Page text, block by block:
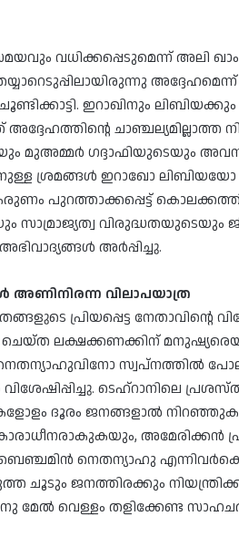
വധിക്കപ്പെടുമെന്ന് അലി
ഇറാഖിനും
ചാഞ്ചല്യമില്ലാത്ത
മുഅമ്മർ ഗദ്ദാഫിയുടെയും
ശ്രമങ്ങൾ ഇറാഖോ ലിബിയയോ
പുറത്താക്കപ്പെട്ട്
സാമ്രാജ്യത്വ വിരുദ്ധതയുടെയും
അർപ്പിച്ചു.
അണിനിരന്ന വിലാപയാത്ര
പ്രിയപ്പെട്ട
ലക്ഷക്കണക്കിന്
സ്വപ്നത്തിൽ
വിശേഷിപ്പിച്ചു. ടെഹ്‌റാനിലെ
ദൂരം ജനങ്ങളാൽ
അമേരിക്കൻ
ബെഞ്ചമിൻ നെതന്യാഹു
ചൂടും ജനത്തിരക്കും
മേൽ വെള്ളം തളിക്കേണ്ട